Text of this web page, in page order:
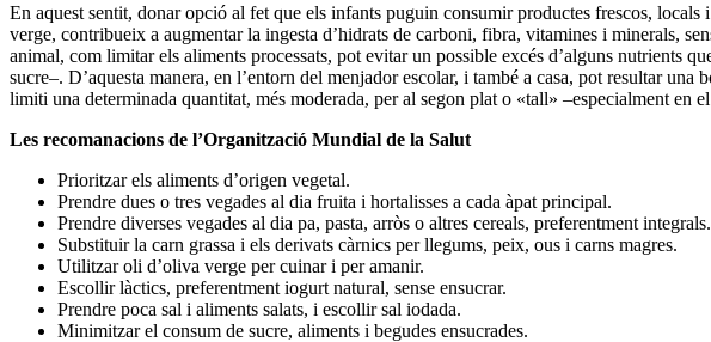
En aquest sentit, donar opció al fet que els infants puguin consumir productes frescos,
verge, contribueix a augmentar la ingesta d’hidrats de carboni, fibra, vitamines i minerals,
animal, com limitar els aliments processats, pot evitar un possible excés d’alguns nutrients
sucre–. D’aquesta manera, en l’entorn del menjador escolar, i també a casa, pot resultar
limiti una determinada quantitat, més moderada, per al segon plat o «tall» –especialment en el
Les recomanacions de l’Organització Mundial de la Salut
Prioritzar els aliments d’origen vegetal.
Prendre dues o tres vegades al dia fruita i hortalisses a cada àpat principal.
Prendre diverses vegades al dia pa, pasta, arròs o altres cereals, preferentment integrals.
Substituir la carn grassa i els derivats càrnics per llegums, peix, ous i carns magres.
Utilitzar oli d’oliva verge per cuinar i per amanir.
Escollir làctics, preferentment iogurt natural, sense ensucrar.
Prendre poca sal i aliments salats, i escollir sal iodada.
Minimitzar el consum de sucre, aliments i begudes ensucrades.